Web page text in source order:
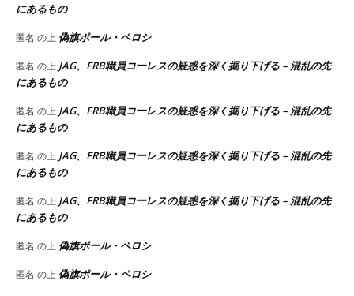
にあるもの
匿名 の上 偽旗ポール・ペロシ
匿名 の上 JAG、FRB職員コーレスの疑惑を深く掘り下げる – 混乱の先
にあるもの
匿名 の上 JAG、FRB職員コーレスの疑惑を深く掘り下げる – 混乱の先
にあるもの
匿名 の上 JAG、FRB職員コーレスの疑惑を深く掘り下げる – 混乱の先
にあるもの
匿名 の上 JAG、FRB職員コーレスの疑惑を深く掘り下げる – 混乱の先
にあるもの
匿名 の上 偽旗ポール・ペロシ
匿名 の上 偽旗ポール・ペロシ